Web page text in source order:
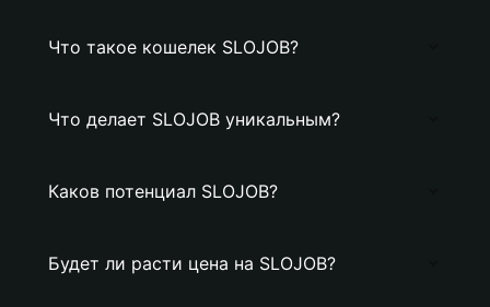
Что такое кошелек SLOJOB?
Что делает SLOJOB уникальным?
Каков потенциал SLOJOB?
Будет ли расти цена на SLOJOB?